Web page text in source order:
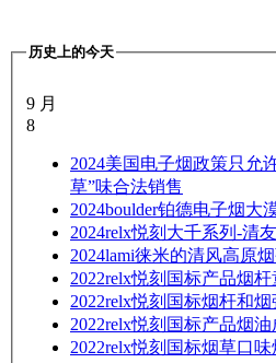
历史上的今天
9 月
8
2024美国电子烟政策只允
草”味合法销售
2024boulder铂德电子烟大
2024relx悦刻大千系列-清
2024lami徕米的清风高原
2022relx悦刻国标产品烟
2022relx悦刻国标烟杆和
2022relx悦刻国标产品烟油
2022relx悦刻国标烟草口